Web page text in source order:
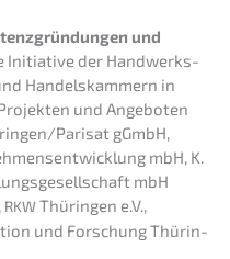
und
Initia­ti­ve der Handwerks­
Handels­kam­mern in
und Angebo­ten
Parisat gGmbH,
mbH, K.
mbH
RKWThürin­gen e.V.,
und Forschung Thürin­